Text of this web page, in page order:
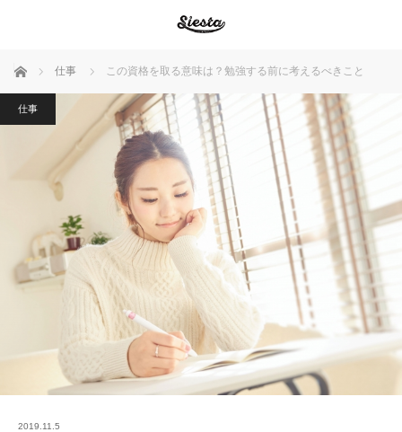
ホーム 仕事 この資格を取る意味は？勉強する前に考えるべきこと
仕事
2019.11.5